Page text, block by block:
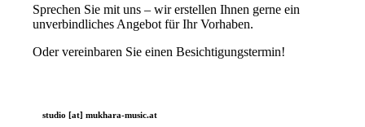
Sprechen Sie mit uns – wir erstellen Ihnen gerne ein
unverbindliches Angebot für Ihr Vorhaben.
Oder vereinbaren Sie einen Besichtigungstermin!
studio [at] mukhara-music.at